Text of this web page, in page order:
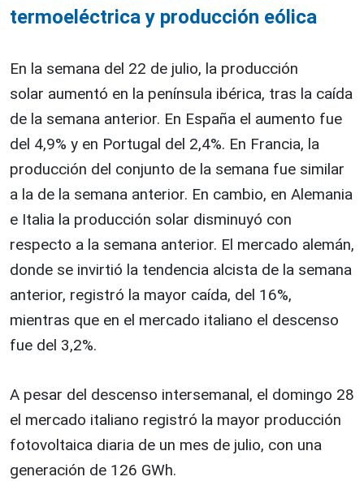
termoeléctrica y producción eólica
En la semana del 22 de julio, la producción
solar aumentó en la península ibérica, tras la caída
de la semana anterior. En España el aumento fue
del 4,9% y en Portugal del 2,4%. En Francia, la
producción del conjunto de la semana fue similar
a la de la semana anterior. En cambio, en Alemania
e Italia la producción solar disminuyó con
respecto a la semana anterior. El mercado alemán,
donde se invirtió la tendencia alcista de la semana
anterior, registró la mayor caída, del 16%,
mientras que en el mercado italiano el descenso
fue del 3,2%.
A pesar del descenso intersemanal, el domingo 28
el mercado italiano registró la mayor producción
fotovoltaica diaria de un mes de julio, con una
generación de 126 GWh.